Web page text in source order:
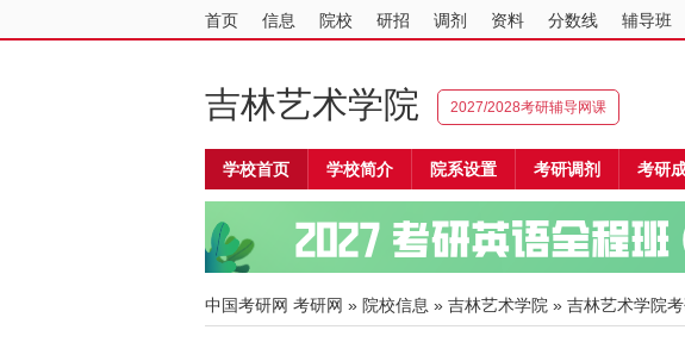
首页 信息 院校 研招 调剂 资料 分数线 辅导班
吉林艺术学院 2027/2028考研辅导网课
学校首页 学校简介 院系设置 考研调剂 考研
中国考研网 考研网 » 院校信息 » 吉林艺术学院 » 吉林艺术学院